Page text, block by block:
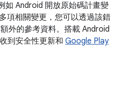
如 Android 開放原始碼計畫變
項相關變更，您可以透過該錯
外的參考資料。搭載 Android
到安全性更新和 Google Play